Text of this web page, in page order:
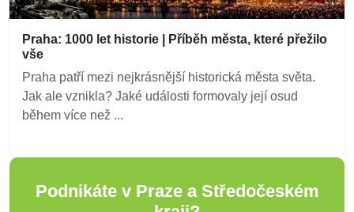
Praha: 1000 let historie | Příběh města, které přežilo
vše
Praha patří mezi nejkrásnější historická města světa.
Jak ale vznikla? Jaké události formovaly její osud
během více než ...
Podnikáte v Praze a Středočeském